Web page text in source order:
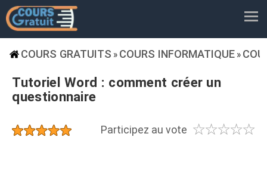
COURS GRATUITS » COURS INFORMATIQUE »
Tutoriel Word : comment créer un
questionnaire
Participez au vote ☆☆☆☆☆
★★★★★